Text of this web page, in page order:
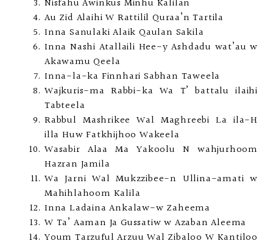
Nisfahu Awinkus Minhu Kalilan
Au Zid Alaihi W Rattilil Quraa’n Tartila
Inna Sanulaki Alaik Qaulan Sakila
Inna Nashi Atallaili Hee-y Ashdadu wat’au w
Akawamu Qeela
Inna-la-ka Finnhari Sabhan Taweela
Wajkuris-ma Rabbi-ka Wa T’ battalu ilaihi
Tabteela
Rabbul Mashrikee Wal Maghreebi La ila-H
illa Huw Fatkhijhoo Wakeela
Wasabir Alaa Ma Yakoolu N wahjurhoom
Hazran Jamila
Wa Jarni Wal Mukzzibee-n Ullina-amati w
Mahihlahoom Kalila
Inna Ladaina Ankalaw-w Zaheema
W Ta’ Aaman Ja Gussatiw w Azaban Aleema
Youm Tarzuful Arzuu Wal Zibaloo W Kantiloo